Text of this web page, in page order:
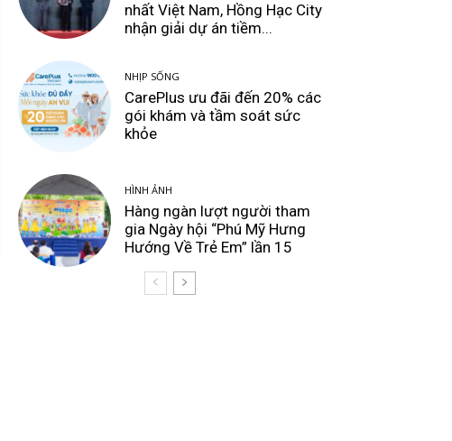
nhất Việt Nam, Hồng Hạc City
nhận giải dự án tiềm...
NHỊP SỐNG
CarePlus ưu đãi đến 20% các
gói khám và tầm soát sức
khỏe
HÌNH ẢNH
Hàng ngàn lượt người tham
gia Ngày hội “Phú Mỹ Hưng
Hướng Về Trẻ Em” lần 15